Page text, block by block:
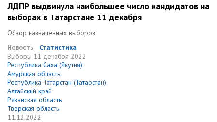
ЛДПР выдвинула наибольшее число кандидатов на
выборах в Татарстане 11 декабря
Обзор назначенных выборов
Новость
Статистика
Выборы 11 декабря 2022
Республика Саха (Якутия)
Амурская область
Республика Татарстан (Татарстан)
Алтайский край
Рязанская область
Тверская область
11.12.2022